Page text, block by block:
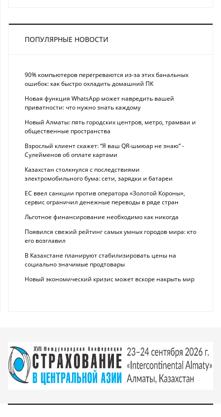
ПОПУЛЯРНЫЕ НОВОСТИ
90% компьютеров перегреваются из-за этих банальных
ошибок: как быстро охладить домашний ПК
Новая функция WhatsApp может навредить вашей
приватности: что нужно знать каждому
Новый Алматы: пять городских центров, метро, трамваи и
общественные пространства
Взрослый клиент скажет: “Я ваш QR-шмюар не знаю“ -
Сулейменов об оплате картами
Казахстан столкнулся с последствиями
электромобильного бума: сети, зарядки и батареи
ЕС ввел санкции против оператора «Золотой Короны»,
сервис ограничил денежные переводы в ряде стран
Льготное финансирование необходимо как никогда
Появился свежий рейтинг самых умных городов мира: кто
его возглавил
В Казахстане планируют стабилизировать цены на
социально значимые продтовары
Новый экономический кризис может вскоре накрыть мир